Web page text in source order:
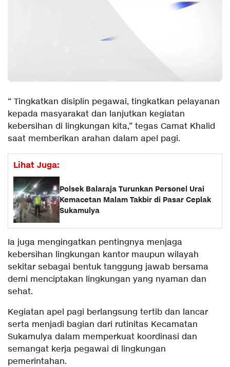
“ Tingkatkan disiplin pegawai, tingkatkan pelayanan
kepada masyarakat dan lanjutkan kegiatan
kebersihan di lingkungan kita,” tegas Camat Khalid
saat memberikan arahan dalam apel pagi.
Lihat Juga:
Polsek Balaraja Turunkan Personel Urai
Kemacetan Malam Takbir di Pasar Ceplak
Sukamulya
Ia juga mengingatkan pentingnya menjaga
kebersihan lingkungan kantor maupun wilayah
sekitar sebagai bentuk tanggung jawab bersama
demi menciptakan lingkungan yang nyaman dan
sehat.
Kegiatan apel pagi berlangsung tertib dan lancar
serta menjadi bagian dari rutinitas Kecamatan
Sukamulya dalam memperkuat koordinasi dan
semangat kerja pegawai di lingkungan
pemerintahan.